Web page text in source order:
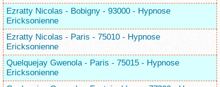
Ezratty Nicolas - Bobigny - 93000 - Hypnose
Ericksonienne
Ezratty Nicolas - Paris - 75010 - Hypnose
Ericksonienne
Quelquejay Gwenola - Paris - 75015 - Hypnose
Ericksonienne